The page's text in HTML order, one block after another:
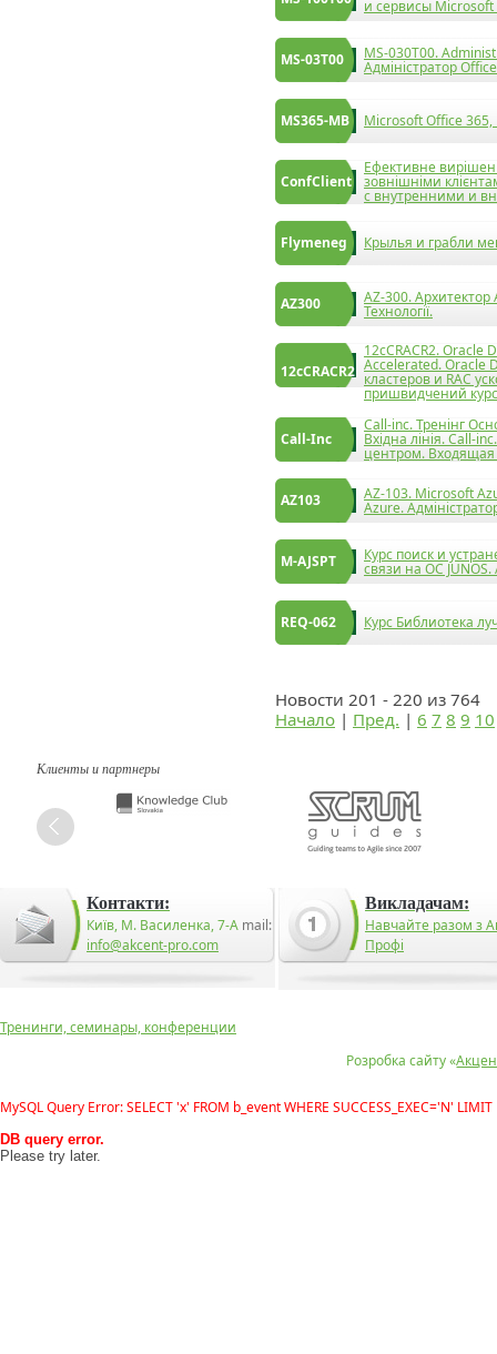
и сервисы Microsoft
MS-03T00 MS-030T00.
Адміністратор
MS365-MB Microsoft Office
ConfClient
Ефективне
зовнішніми
с внутренними и
Flymeneg Крылья и грабли
AZ300 AZ-300. Архитектор
Технології.
12cCRACR2
12cCRACR2. Oracle
Accelerated. Oracle
кластеров и RAC
пришвидчений
Call-Inc
Call-inc. Тренінг
Вхідна лінія. Call-
центром.
AZ103 AZ-103. Microsoft
Azure.
M-AJSPT Курс поиск и
связи на ОС JUNOS.
REQ-062 Курс Библиотека
Новости 201 - 220 из 764
Начало | Пред. | 6 7 8 9 10
Клиенты и партнеры
Контакти:
Київ, М. Василенка, 7-А mail:
info@akcent-pro.com
Викладачам:
Навчайте разом з
Профі
Розробка сайту «
Тренинги, семинары, конференции
MySQL Query Error: SELECT 'x' FROM b_event WHERE SUCCESS_EXEC='N' LIMIT
DB query error.
Please try later.